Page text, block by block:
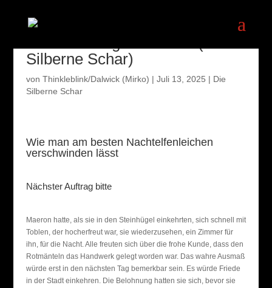
Silberne Schar)
von Thinkleblink/Dalwick (Mirko) | Juli 13, 2025 | Die
Silberne Schar
Wie man am besten Nachtelfenleichen
verschwinden lässt
Nächster Auftrag bitte
Maeron hatte, als sie in den Steinhügel einkehrten, sich schnell mit
Toblen, der hocherfreut war, sie wiederzusehen, ein Zimmer für
ihn, für die Nacht. Alle freuten sich über die frohe Kunde, dass den
Rotmänteln das Handwerk gelegt worden war. Das wahre Ausmaß
würde erst in den nächsten Tag bemerkbar sein. Es würde Friede
in der Stadt einkehren. Die Belohnung hatten sie sich, bevor sie